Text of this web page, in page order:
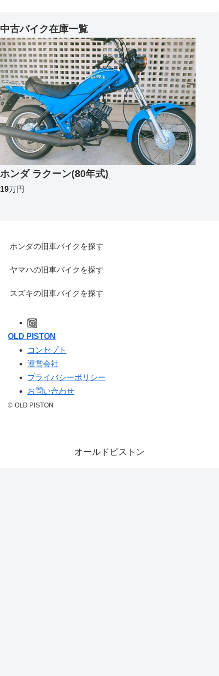
中古バイク在庫一覧
ホンダ ラクーン(80年式)
19万円
ホンダの旧車バイクを探す
ヤマハの旧車バイクを探す
スズキの旧車バイクを探す
OLD PISTON
コンセプト
運営会社
プライバシーポリシー
お問い合わせ
© OLD PISTON
オールドピストン